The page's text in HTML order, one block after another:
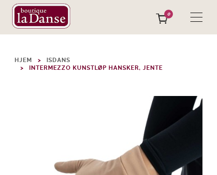
0
HJEM
ISDANS
INTERMEZZO KUNSTLØP HANSKER, JENTE